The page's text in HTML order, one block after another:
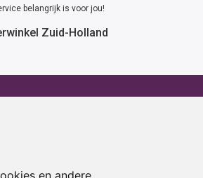
en andere
belangrijk is voor jou!
Zuid-Holland
Cadeau ideeën